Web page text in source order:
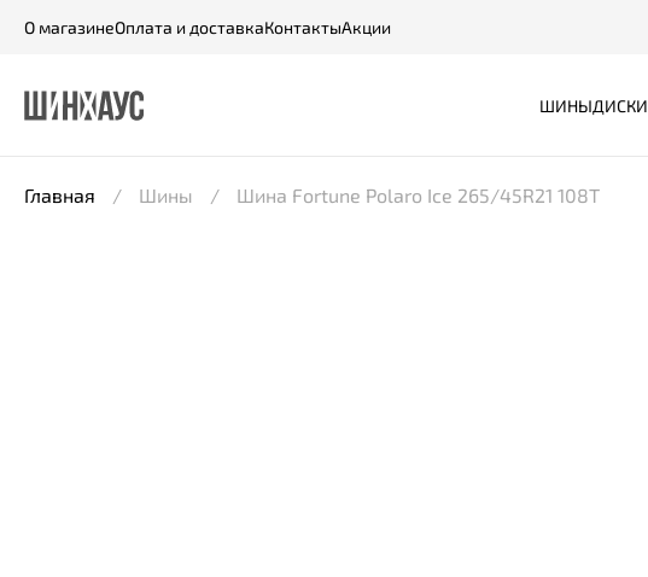
О магазинеОплата и доставкаКонтактыАкции
ШИНЫДИСКИ
Главная Шины Шина Fortune Polaro Ice 265/45R21 108T